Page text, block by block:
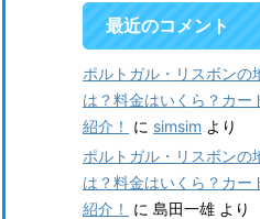
最近のコメント
ポルトガル・リスボンの
は？料金はいくら？カー
紹介！
に simsim より
ポルトガル・リスボンの
は？料金はいくら？カー
紹介！
に 島田一雄 より